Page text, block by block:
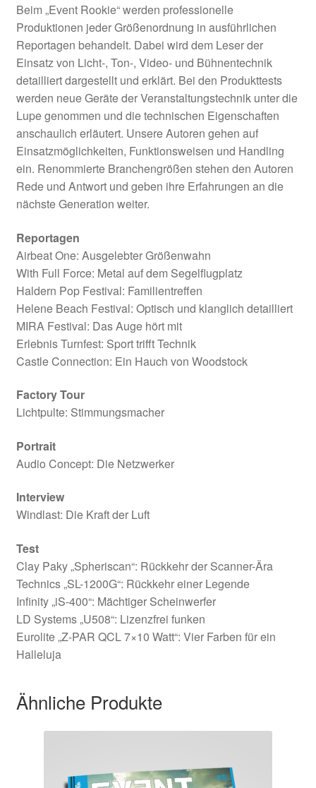
Beim „Event Rookie“ werden professionelle
Produktionen jeder Größenordnung in ausführlichen
Reportagen behandelt. Dabei wird dem Leser der
Einsatz von Licht-, Ton-, Video- und Bühnentechnik
detailliert dargestellt und erklärt. Bei den Produkttests
werden neue Geräte der Veranstaltungstechnik unter die
Lupe genommen und die technischen Eigenschaften
anschaulich erläutert. Unsere Autoren gehen auf
Einsatzmöglichkeiten, Funktionsweisen und Handling
ein. Renommierte Branchengrößen stehen den Autoren
Rede und Antwort und geben ihre Erfahrungen an die
nächste Generation weiter.
Reportagen
Airbeat One: Ausgelebter Größenwahn
With Full Force: Metal auf dem Segelflugplatz
Haldern Pop Festival: Familientreffen
Helene Beach Festival: Optisch und klanglich detailliert
MIRA Festival: Das Auge hört mit
Erlebnis Turnfest: Sport trifft Technik
Castle Connection: Ein Hauch von Woodstock
Factory Tour
Lichtpulte: Stimmungsmacher
Portrait
Audio Concept: Die Netzwerker
Interview
Windlast: Die Kraft der Luft
Test
Clay Paky „Spheriscan“: Rückkehr der Scanner-Ära
Technics „SL-1200G“: Rückkehr einer Legende
Infinity „iS-400“: Mächtiger Scheinwerfer
LD Systems „U508“: Lizenzfrei funken
Eurolite „Z-PAR QCL 7×10 Watt“: Vier Farben für ein
Halleluja
Ähnliche Produkte